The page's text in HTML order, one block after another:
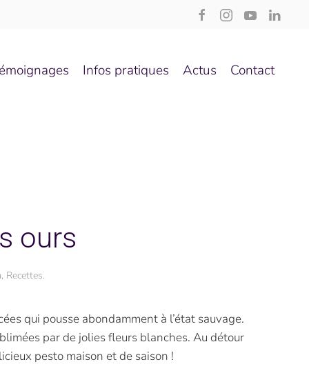
Infos pratiques Actus Contact
ours
, Recettes.
qui pousse abondamment à l’état sauvage.
par de jolies fleurs blanches. Au détour
pesto maison et de saison !